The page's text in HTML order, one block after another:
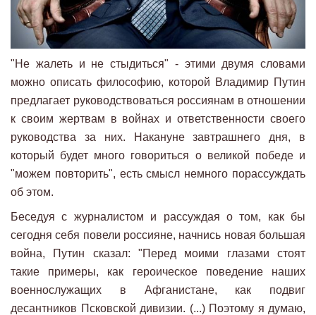
"Не жалеть и не стыдиться" - этими двумя словами
можно описать философию, которой Владимир Путин
предлагает руководствоваться россиянам в отношении
к своим жертвам в войнах и ответственности своего
руководства за них. Накануне завтрашнего дня, в
который будет много говориться о великой победе и
"можем повторить", есть смысл немного порассуждать
об этом.
Беседуя с журналистом и рассуждая о том, как бы
сегодня себя повели россияне, начнись новая большая
война, Путин сказал: "Перед моими глазами стоят
такие примеры, как героическое поведение наших
военнослужащих в Афганистане, как подвиг
десантников Псковской дивизии. (...) Поэтому я думаю,